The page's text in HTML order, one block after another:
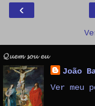
‹
𝓠𝓾𝓮𝓶 𝓼𝓸𝓾 𝓮𝓾
João
Ver meu